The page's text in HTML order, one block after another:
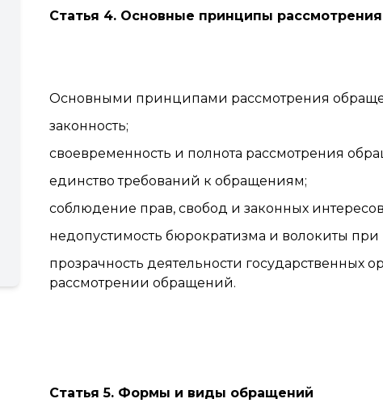
Статья 4. Основные принципы
Основными принципами рассмотрения
законность;
своевременность и полнота рассмотрения
единство требований к обращениям;
соблюдение прав, свобод и законных
недопустимость бюрократизма и волокиты
прозрачность деятельности государственных
рассмотрении обращений.
Статья 5. Формы и виды обращений